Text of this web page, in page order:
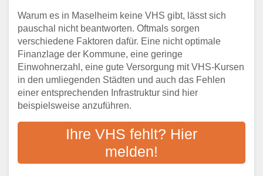
Maselheim VHS-Kurse in Ihrer Nähe
Abendschule in der Region rund um
Maselheim
VHS steht für Erwachsenenbildung
Online-Kurse: Alternative Angebote zum
VHS-Kurs
Vor- und Nachteile von Online-Kursen
Bildungsangeboten an
Das bundesweite Volkshochschulwesen
Warum es in Maselheim keine VHS gibt, lässt sich
pauschal nicht beantworten. Oftmals sorgen
verschiedene Faktoren dafür. Eine nicht optimale
Finanzlage der Kommune, eine geringe
Einwohnerzahl, eine gute Versorgung mit VHS-Kursen
in den umliegenden Städten und auch das Fehlen
einer entsprechenden Infrastruktur sind hier
beispielsweise anzuführen.
Ihre VHS fehlt? Hier
melden!